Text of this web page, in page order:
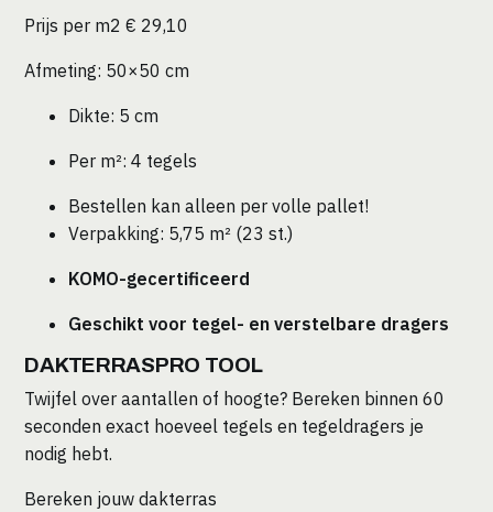
Prijs per m2€ 29,10
Afmeting: 50×50 cm
Dikte: 5 cm
Per m²: 4 tegels
Bestellen kan alleen per volle pallet!
Verpakking: 5,75 m² (23 st.)
KOMO-gecertificeerd
Geschikt voor tegel- en verstelbare dragers
DAKTERRASPRO TOOL
Twijfel over aantallen of hoogte? Bereken binnen 60
seconden exact hoeveel tegels en tegeldragers je
nodig hebt.
Bereken jouw dakterras